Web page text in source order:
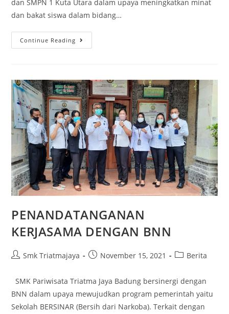
dan SMPN 1 Kuta Utara dalam upaya meningkatkan minat
dan bakat siswa dalam bidang…
Continue Reading
PENANDATANGANAN
KERJASAMA DENGAN BNN
Smk Triatmajaya November 15, 2021 Berita
SMK Pariwisata Triatma Jaya Badung bersinergi dengan
BNN dalam upaya mewujudkan program pemerintah yaitu
Sekolah BERSINAR (Bersih dari Narkoba). Terkait dengan